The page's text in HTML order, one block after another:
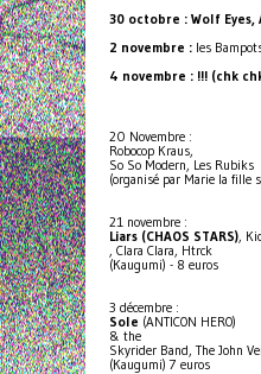
30 octobre : Wolf Eyes,
2 novembre : les
4 novembre : !!! (chk
20 Novembre :
Robocop Kraus,
So So Modern, Les Rubiks
(organisé par Marie la fille
21 novembre :
Liars (CHAOS STARS),
, Clara Clara, Htrck
(Kaugumi) - 8 euros
3 décembre :
Sole (ANTICON HERO)
& the
Skyrider Band, The John
(Kaugumi) 7 euros